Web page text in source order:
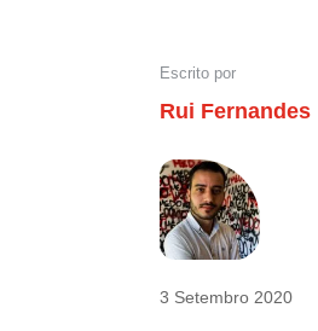
Escrito por
Rui Fernandes
3 Setembro 2020